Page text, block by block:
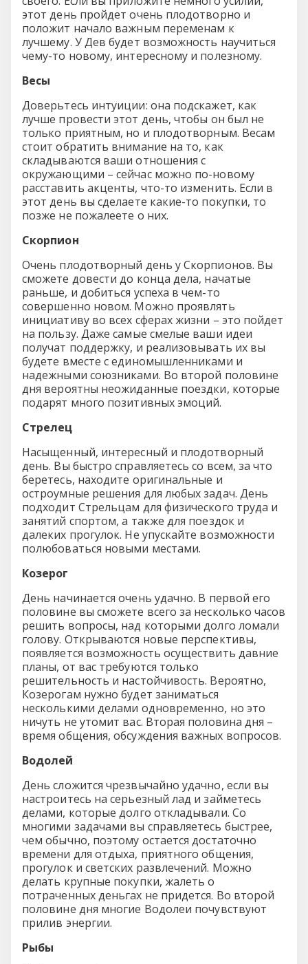
этот день пройдет очень плодотворно и
положит начало важным переменам к
лучшему. У Дев будет возможность научиться
чему-то новому, интересному и полезному.
Весы
Доверьтесь интуиции: она подскажет, как
лучше провести этот день, чтобы он был не
только приятным, но и плодотворным. Весам
стоит обратить внимание на то, как
складываются ваши отношения с
окружающими – сейчас можно по-новому
расставить акценты, что-то изменить. Если в
этот день вы сделаете какие-то покупки, то
позже не пожалеете о них.
Скорпион
Очень плодотворный день у Скорпионов. Вы
сможете довести до конца дела, начатые
раньше, и добиться успеха в чем-то
совершенно новом. Можно проявлять
инициативу во всех сферах жизни – это пойдет
на пользу. Даже самые смелые ваши идеи
получат поддержку, и реализовывать их вы
будете вместе с единомышленниками и
надежными союзниками. Во второй половине
дня вероятны неожиданные поездки, которые
подарят много позитивных эмоций.
Стрелец
Насыщенный, интересный и плодотворный
день. Вы быстро справляетесь со всем, за что
беретесь, находите оригинальные и
остроумные решения для любых задач. День
подходит Стрельцам для физического труда и
занятий спортом, а также для поездок и
далеких прогулок. Не упускайте возможности
полюбоваться новыми местами.
Козерог
День начинается очень удачно. В первой его
половине вы сможете всего за несколько часов
решить вопросы, над которыми долго ломали
голову. Открываются новые перспективы,
появляется возможность осуществить давние
планы, от вас требуются только
решительность и настойчивость. Вероятно,
Козерогам нужно будет заниматься
несколькими делами одновременно, но это
ничуть не утомит вас. Вторая половина дня –
время общения, обсуждения важных вопросов.
Водолей
День сложится чрезвычайно удачно, если вы
настроитесь на серьезный лад и займетесь
делами, которые долго откладывали. Со
многими задачами вы справляетесь быстрее,
чем обычно, поэтому остается достаточно
времени для отдыха, приятного общения,
прогулок и светских развлечений. Можно
делать крупные покупки, жалеть о
потраченных деньгах не придется. Во второй
половине дня многие Водолеи почувствуют
прилив энергии.
Рыбы